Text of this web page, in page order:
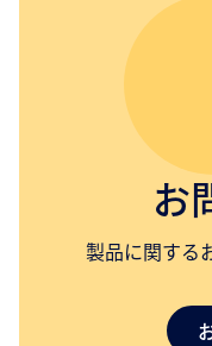
お
製品に関する